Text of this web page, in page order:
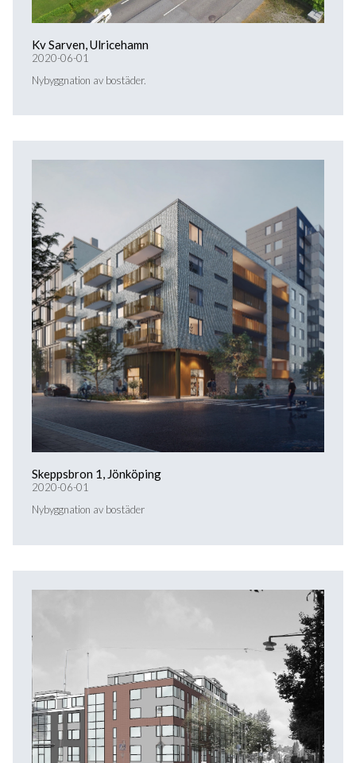
Kv Sarven, Ulricehamn
2020-06-01
Nybyggnation av bostäder.
Skeppsbron 1, Jönköping
2020-06-01
Nybyggnation av bostäder